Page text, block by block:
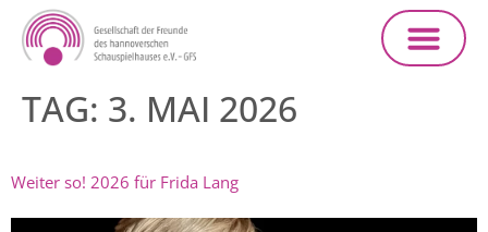
TAG: 3. MAI 2026
Weiter so! 2026 für Frida Lang